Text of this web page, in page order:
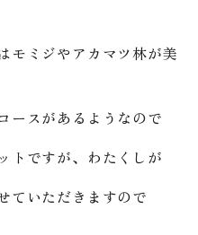
モミジやアカマツ林が美
ースがあるようなので
トですが、わたくしが
ていただきますので